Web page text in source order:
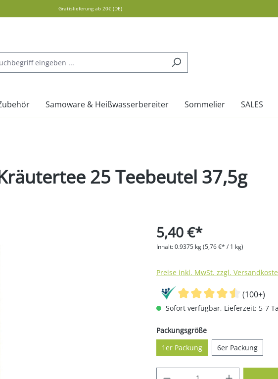
Gratislieferung ab 20€ (DE)
Samoware & Heißwasserbereiter Sommelier SALES
25 Teebeutel 37,5g
5,40 €*
Inhalt:0.9375 kg(5,76 €* / 1 kg)
Preise inkl. MwSt. zzgl.
(100+)
Sofort verfügbar, Lieferzeit: 5-7
Packungsgrößeauswählen
1er Packung
6er Packung